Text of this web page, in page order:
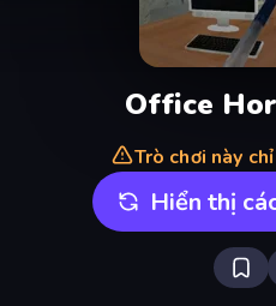
Office
Trò chơi này
Hiển thị